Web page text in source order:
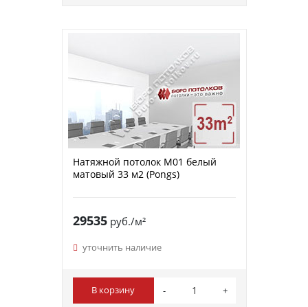
Натяжной потолок M01 белый
матовый 33 м2 (Pongs)
29535руб./м²
уточнить наличие
В корзину